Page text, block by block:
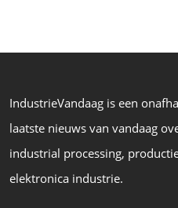
IndustrieVandaag is een
laatste nieuws van vandaag
industrial processing,
elektronica industrie.